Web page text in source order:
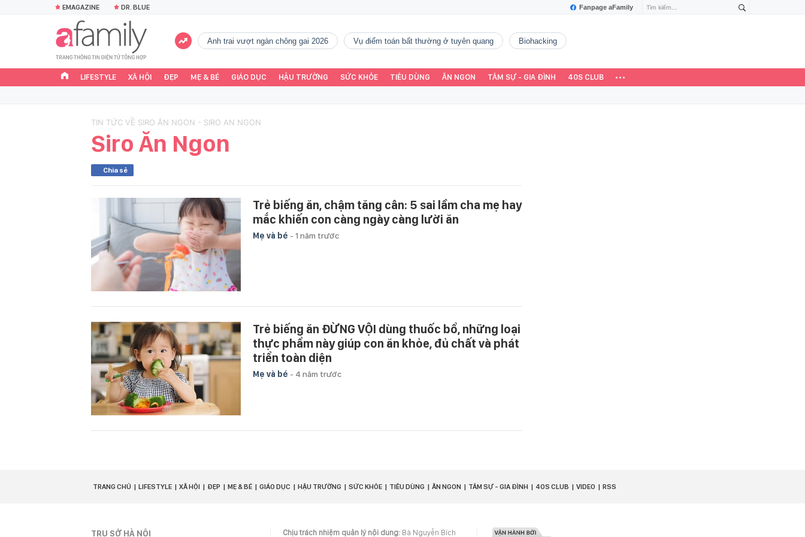
Fanpage aFamily
EMAGAZINE DR. BLUE
Anh trai vượt ngàn chông gai 2026 vụ điểm toán bất thường ở tuyên quang Biohacking
LIFESTYLE XÃ HỘI ĐẸP MẸ & BÉ GIÁO DỤC HẬU TRƯỜNG SỨC KHỎE TIÊU DÙNG ĂN NGON TÂM SỰ - GIA ĐÌNH 40S CLUB
TIN TỨC VỀ SIRO ĂN NGON - SIRO AN NGON
Siro Ăn Ngon
Chia sẻ
Trẻ biếng ăn, chậm tăng cân: 5 sai lầm cha mẹ hay
mắc khiến con càng ngày càng lười ăn
Mẹ và bé - 1 năm trước
Trẻ biếng ăn ĐỪNG VỘI dùng thuốc bổ, những loại
thực phẩm này giúp con ăn khỏe, đủ chất và phát
triển toàn diện
Mẹ và bé - 4 năm trước
TRANG CHỦ LIFESTYLE XÃ HỘI ĐẸP MẸ & BÉ GIÁO DỤC HẬU TRƯỜNG SỨC KHỎE TIÊU DÙNG ĂN NGON TÂM SỰ - GIA ĐÌNH 40S CLUB VIDEO RSS
TRỤ SỞ HÀ NỘI Chịu trách nhiệm quản lý nội dung: Bà Nguyễn Bích